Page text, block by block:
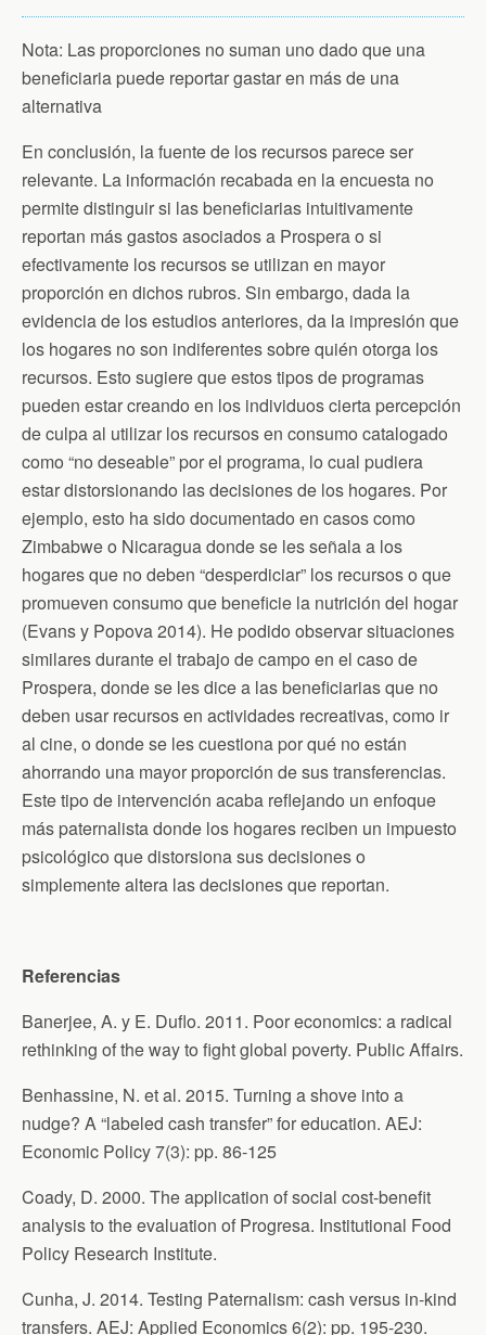
Nota: Las proporciones no suman uno dado que una
beneficiaria puede reportar gastar en más de una
alternativa
En conclusión, la fuente de los recursos parece ser
relevante. La información recabada en la encuesta no
permite distinguir si las beneficiarias intuitivamente
reportan más gastos asociados a Prospera o si
efectivamente los recursos se utilizan en mayor
proporción en dichos rubros. Sin embargo, dada la
evidencia de los estudios anteriores, da la impresión que
los hogares no son indiferentes sobre quién otorga los
recursos. Esto sugiere que estos tipos de programas
pueden estar creando en los individuos cierta percepción
de culpa al utilizar los recursos en consumo catalogado
como “no deseable” por el programa, lo cual pudiera
estar distorsionando las decisiones de los hogares. Por
ejemplo, esto ha sido documentado en casos como
Zimbabwe o Nicaragua donde se les señala a los
hogares que no deben “desperdiciar” los recursos o que
promueven consumo que beneficie la nutrición del hogar
(Evans y Popova 2014). He podido observar situaciones
similares durante el trabajo de campo en el caso de
Prospera, donde se les dice a las beneficiarias que no
deben usar recursos en actividades recreativas, como ir
al cine, o donde se les cuestiona por qué no están
ahorrando una mayor proporción de sus transferencias.
Este tipo de intervención acaba reflejando un enfoque
más paternalista donde los hogares reciben un impuesto
psicológico que distorsiona sus decisiones o
simplemente altera las decisiones que reportan.
Referencias
Banerjee, A. y E. Duflo. 2011. Poor economics: a radical
rethinking of the way to fight global poverty. Public Affairs.
Benhassine, N. et al. 2015. Turning a shove into a
nudge? A “labeled cash transfer” for education. AEJ:
Economic Policy 7(3): pp. 86-125
Coady, D. 2000. The application of social cost-benefit
analysis to the evaluation of Progresa. Institutional Food
Policy Research Institute.
Cunha, J. 2014. Testing Paternalism: cash versus in-kind
transfers. AEJ: Applied Economics 6(2): pp. 195-230.